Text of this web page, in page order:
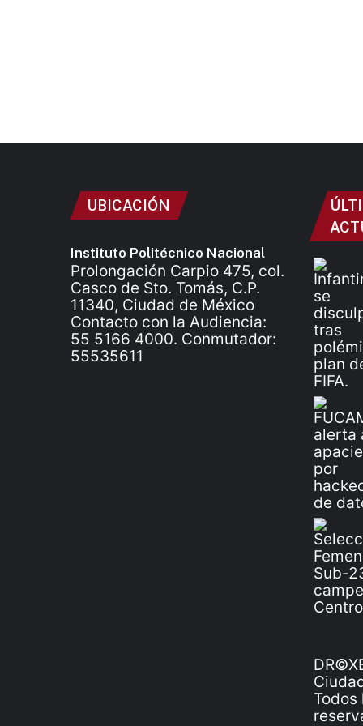
UBICACIÓN
Instituto Politécnico Nacional
Prolongación Carpio 475, col.
Casco de Sto. Tomás, C.P.
11340, Ciudad de México
Contacto con la Audiencia:
55 5166 4000. Conmutador:
55535611
Todos